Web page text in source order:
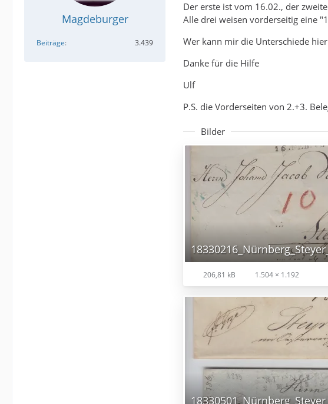
Magdeburger
Beiträge 3.439
Der erste ist vom 16.02., der
Alle drei weisen vorderseitig eine
Wer kann mir die Unterschiede
Danke für die Hilfe
Ulf
P.S. die Vorderseiten von 2.+3.
Bilder
206,81 kB 1.504 × 1.192